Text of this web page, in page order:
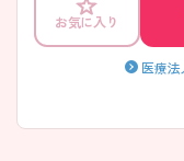
お気に入り
医療